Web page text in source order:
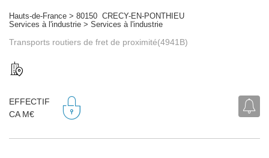
Hauts-de-France > 80150 CRECY-EN-PONTHIEU
Services à l'industrie > Services à l'industrie
Transports routiers de fret de proximité(4941B)
EFFECTIF
CA M€